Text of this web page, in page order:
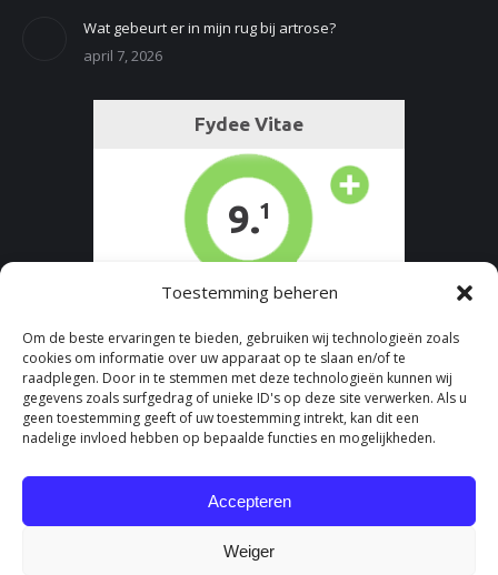
Toestemming beheren
Om de beste ervaringen te bieden, gebruiken wij technologieën zoals
cookies om informatie over uw apparaat op te slaan en/of te
raadplegen. Door in te stemmen met deze technologieën kunnen wij
gegevens zoals surfgedrag of unieke ID's op deze site verwerken. Als u
geen toestemming geeft of uw toestemming intrekt, kan dit een
nadelige invloed hebben op bepaalde functies en mogelijkheden.
Accepteren
Weiger
Wat gebeurt er in mijn rug bij artrose?
april 7, 2026